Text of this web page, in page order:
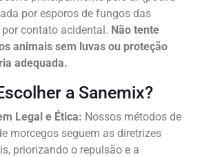
por esporos de fungos das
contato acidental. Não tente
animais sem luvas ou proteção
adequada.
a Sanemix?
Legal e Ética: Nossos métodos de
morcegos seguem as diretrizes
priorizando o repulsão e a